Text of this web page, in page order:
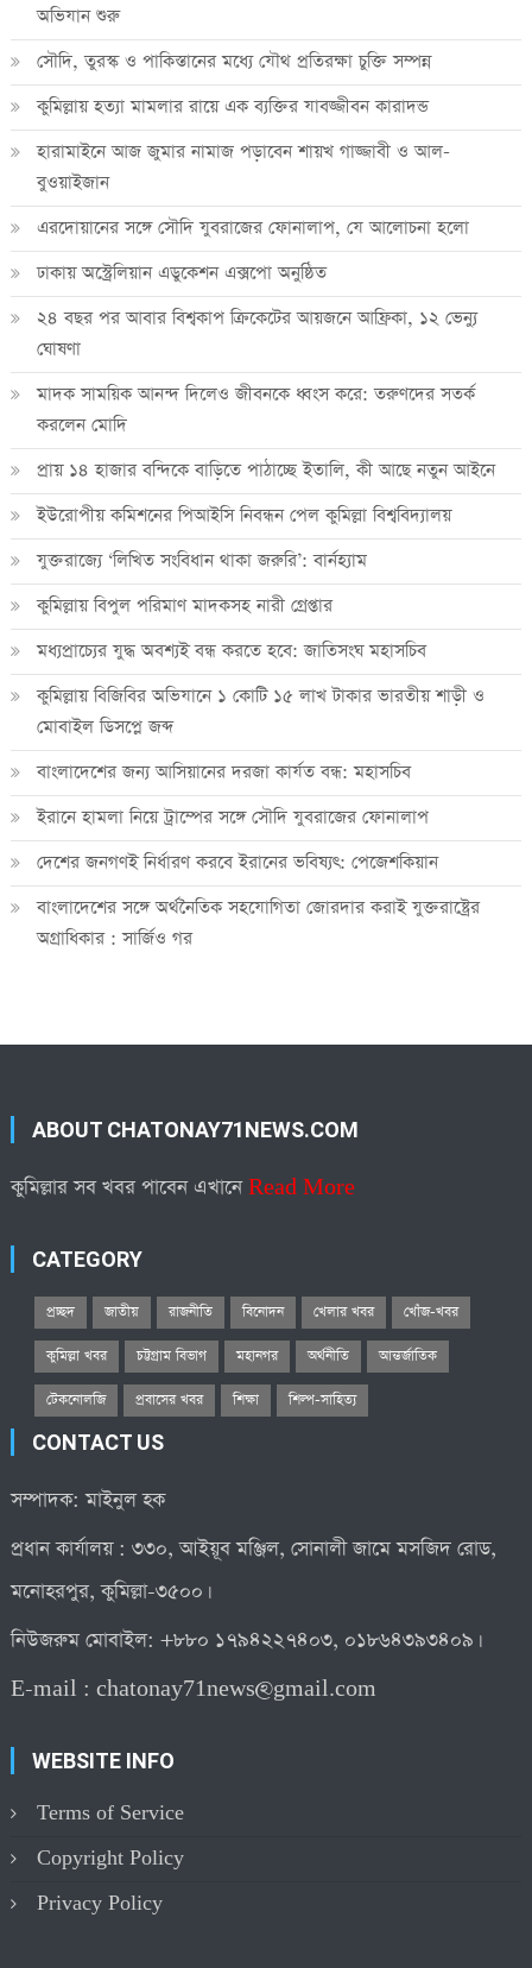
অভিযান শুরু
সৌদি, তুরস্ক ও পাকিস্তানের মধ্যে যৌথ প্রতিরক্ষা চুক্তি সম্পন্ন
কুমিল্লায় হত্যা মামলার রায়ে এক ব্যক্তির যাবজ্জীবন কারাদন্ড
হারামাইনে আজ জুমার নামাজ পড়াবেন শায়খ গাজ্জাবী ও আল-
বুওয়াইজান
এরদোয়ানের সঙ্গে সৌদি যুবরাজের ফোনালাপ, যে আলোচনা হলো
ঢাকায় অস্ট্রেলিয়ান এডুকেশন এক্সপো অনুষ্ঠিত
২৪ বছর পর আবার বিশ্বকাপ ক্রিকে‌টের আয়জনে আফ্রিকা, ১২ ভেন্যু
ঘোষণা
মাদক সাময়িক আনন্দ দিলেও জীবনকে ধ্বংস করে: তরুণদের সতর্ক
করলেন মোদি
প্রায় ১৪ হাজার বন্দিকে বাড়িতে পাঠাচ্ছে ইতালি, কী আছে নতুন আইনে
ইউরোপীয় কমিশনের পিআইসি নিবন্ধন পেল কুমিল্লা বিশ্ববিদ্যালয়
যুক্তরাজ্যে ‘লিখিত সংবিধান থাকা জরুরি’: বার্নহ্যাম
কুমিল্লায় বিপুল পরিমাণ মাদকসহ নারী গ্রেপ্তার
মধ্যপ্রাচ্যের যুদ্ধ অবশ্যই বন্ধ করতে হবে: জাতিসংঘ মহাসচিব
কুমিল্লায় বিজিবির অভিযানে ১ কোটি ১৫ লাখ টাকার ভারতীয় শাড়ী ও
মোবাইল ডিসপ্লে জব্দ
বাংলাদেশের জন্য আসিয়ানের দরজা কার্যত বন্ধ: মহাসচিব
ইরানে হামলা নিয়ে ট্রাম্পের সঙ্গে সৌদি যুবরাজের ফোনালাপ
দেশের জনগণই নির্ধারণ করবে ইরানের ভবিষ্যৎ: পেজেশকিয়ান
বাংলাদেশের সঙ্গে অর্থনৈতিক সহযোগিতা জোরদার করাই যুক্তরাষ্ট্রের
অগ্রাধিকার : সার্জিও গর
ABOUT CHATONAY71NEWS.COM
কুমিল্লার সব খবর পাবেন এখানেRead More
CATEGORY
প্রচ্ছদ জাতীয় রাজনীতি বিনোদন খেলার খবর খোঁজ-খবর
কুমিল্লা খবর চট্টগ্রাম বিভাগ মহানগর অর্থনীতি আন্তর্জাতিক
টেকনোলজি প্রবাসের খবর শিক্ষা শিল্প-সাহিত্য
CONTACT US
সম্পাদক: মাইনুল হক
প্রধান কার্যালয় : ৩৩০, আইয়ূব মঞ্জিল, সোনালী জামে মসজিদ রোড,
মনোহরপুর, কুমিল্লা-৩৫০০।
নিউজরুম মোবাইল: +৮৮০ ১৭৯৪২২৭৪০৩, ০১৮৬৪৩৯৩৪০৯।
E-mail :chatonay71news@gmail.com
WEBSITE INFO
Terms of Service
Copyright Policy
Privacy Policy